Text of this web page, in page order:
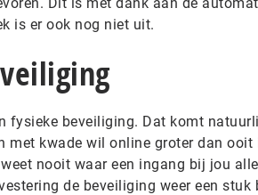
is er ook nog niet uit.
fysieke beveiliging. Dat komt
met kwade wil online groter dan ooit
nooit waar een ingang bij jou
de beveiliging weer een stuk